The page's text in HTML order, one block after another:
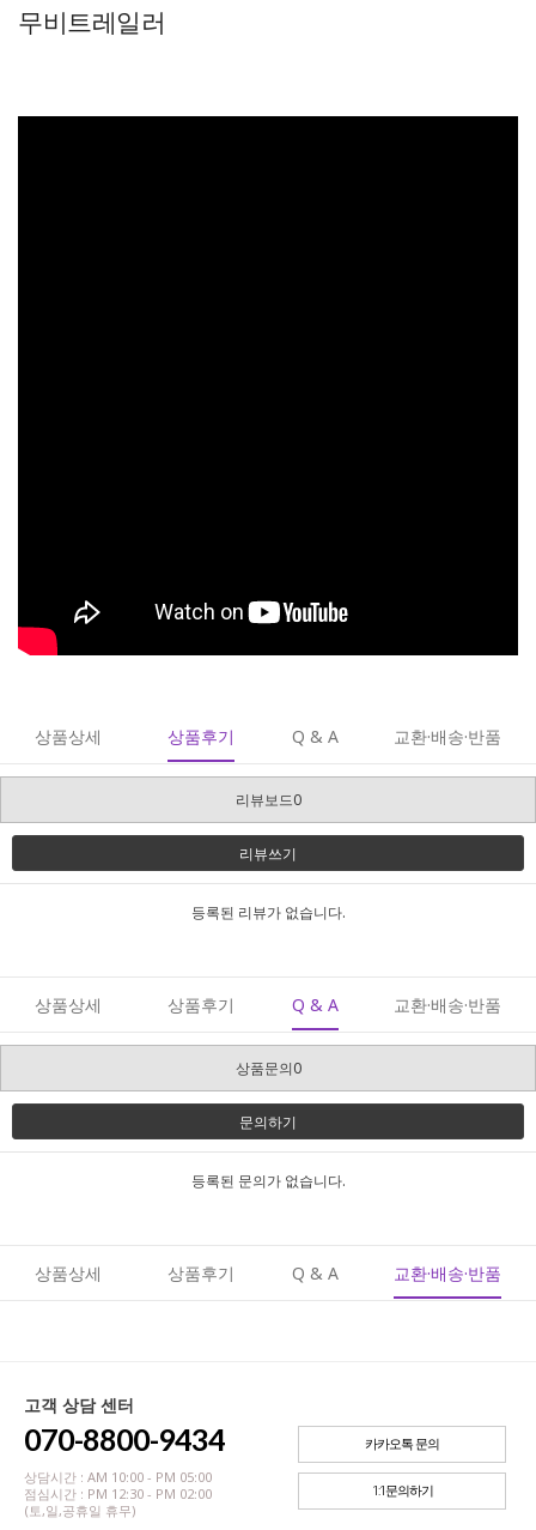
무비트레일러
상품상세 상품후기 Q & A 교환·배송·반품
리뷰보드0
리뷰쓰기
등록된 리뷰가 없습니다.
상품상세 상품후기 Q & A 교환·배송·반품
상품문의0
문의하기
등록된 문의가 없습니다.
상품상세 상품후기 Q & A 교환·배송·반품
고객 상담 센터
070-8800-9434
상담시간 : AM 10:00 - PM 05:00
점심시간 : PM 12:30 - PM 02:00
(토,일,공휴일 휴무)
카카오톡 문의
1:1문의하기